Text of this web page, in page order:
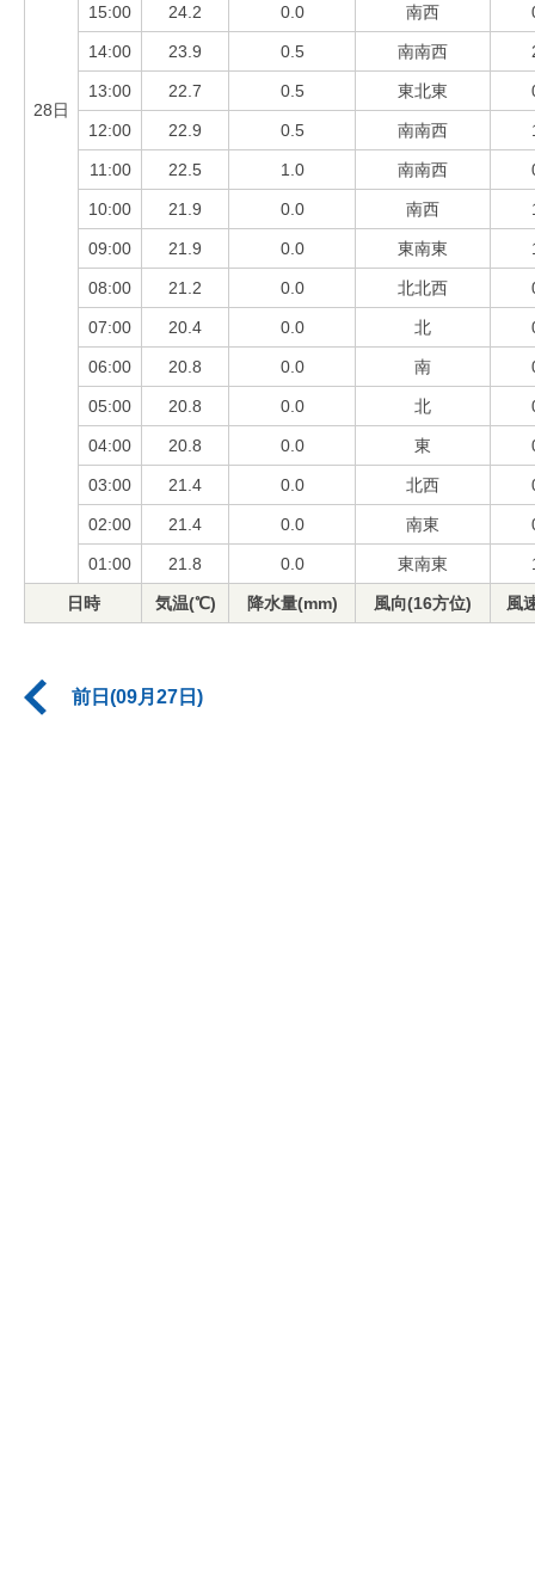
28日
15:00 24.2 0.0 南西
14:00 23.9 0.5 南南西
13:00 22.7 0.5 東北東
12:00 22.9 0.5 南南西
11:00 22.5 1.0 南南西
10:00 21.9 0.0 南西
09:00 21.9 0.0 東南東
08:00 21.2 0.0 北北西
07:00 20.4 0.0 北
06:00 20.8 0.0 南
05:00 20.8 0.0 北
04:00 20.8 0.0 東
03:00 21.4 0.0 北西
02:00 21.4 0.0 南東
01:00 21.8 0.0 東南東
日時 気温(℃) 降水量(mm) 風向(16方位) 風
前日(09月27日)